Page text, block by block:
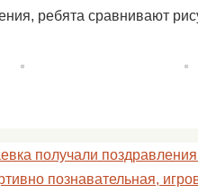
ребята сравнивают
получали
познавательная,